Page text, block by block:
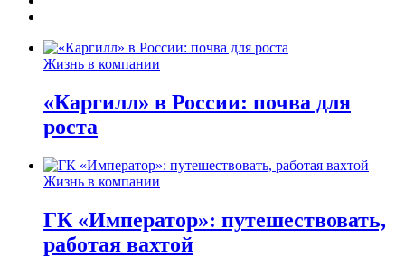
Жизнь в компании
«Каргилл» в России: почва для
роста
Жизнь в компании
ГК «Император»: путешествовать,
работая вахтой